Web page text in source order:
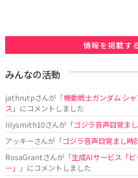
情報を掲載す
みんなの活動
jathrutpさんが「機動戦士ガンダム シ
ス 」にコメントしました
lilysmith10さんが「ゴジラ音声目覚ま
アッキーさんが「ゴジラ音声目覚まし時
RosaGrantさんが「生成AIサービス「
ー」
」にコメントしました